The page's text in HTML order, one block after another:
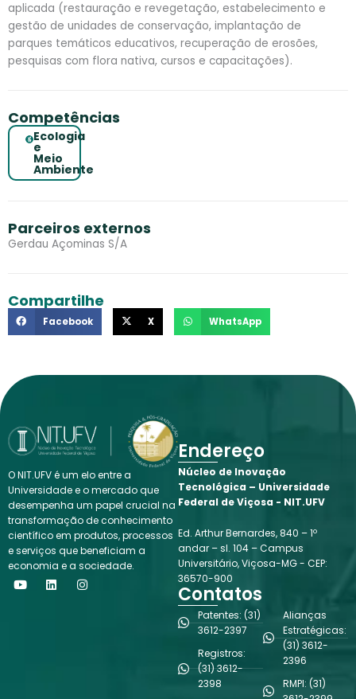
aplicada (restauração e revegetação, estabelecimento e
gestão de unidades de conservação, implantação de
parques temáticos educativos, recuperação de erosões,
pesquisas com flora nativa, cursos e capacitações).
Competências
Ecologia
e
Meio
Ambiente
Parceiros externos
Gerdau Açominas S/A
Compartilhe
Facebook X WhatsApp
O NIT.UFV é um elo entre a
Universidade e o mercado que
desempenha um papel crucial na
transformação de conhecimento
científico em produtos, processos
e serviços que beneficiam a
economia e a sociedade.
Y
o
L
i
I
n
Endereço
Núcleo de Inovação
Tecnológica – Universidade
Federal de Viçosa - NIT.UFV
Ed. Arthur Bernardes, 840 – 1º
andar – sl. 104 – Campus
Universitário, Viçosa-MG - CEP:
36570-900
Contatos
Patentes: (31)
3612-2397
Registros:
(31) 3612-
2398
Alianças
Estratégicas:
(31) 3612-
2396
RMPI: (31)